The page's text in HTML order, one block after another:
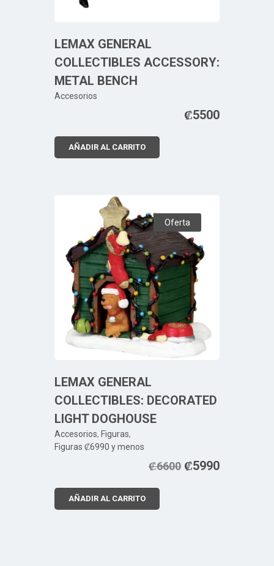
LEMAX GENERAL
COLLECTIBLES ACCESSORY:
METAL BENCH
Accesorios
₡5500
AÑADIR AL CARRITO
Oferta
LEMAX GENERAL
COLLECTIBLES: DECORATED
LIGHT DOGHOUSE
Accesorios, Figuras,
Figuras ₡6990 y menos
₡6600 ₡5990
AÑADIR AL CARRITO